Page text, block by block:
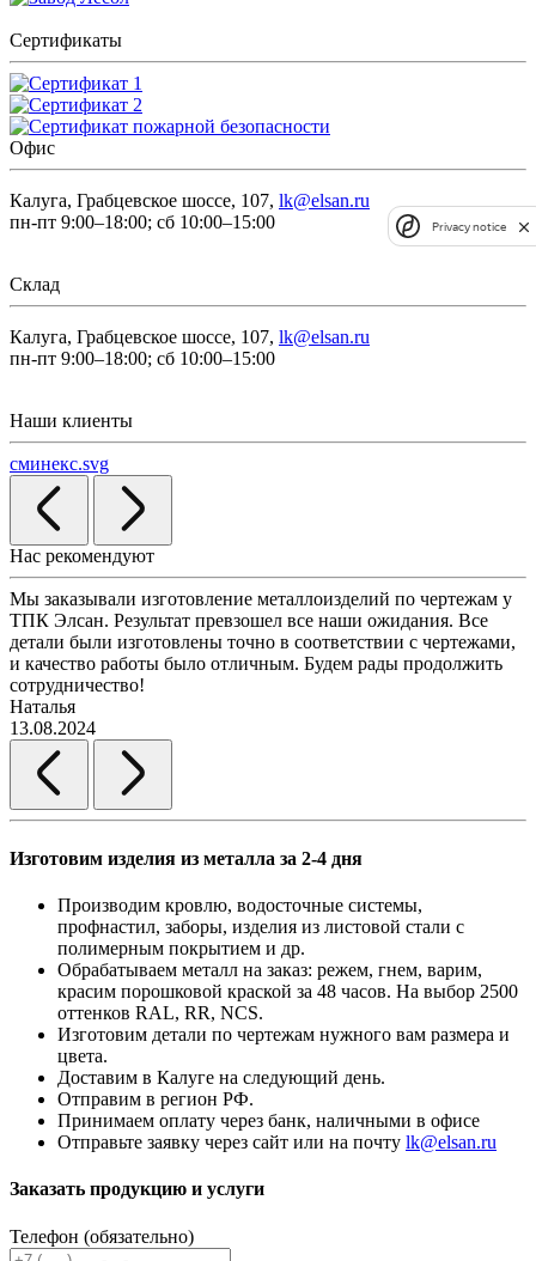
Сертификаты
Офис
Калуга, Грабцевское шоссе, 107, lk@elsan.ru
пн-пт 9:00–18:00; сб 10:00–15:00
Склад
Калуга, Грабцевское шоссе, 107, lk@elsan.ru
пн-пт 9:00–18:00; сб 10:00–15:00
Наши клиенты
сминекс.svg
Нас рекомендуют
Мы заказывали изготовление металлоизделий по чертежам у
ТПК Элсан. Результат превзошел все наши ожидания. Все
детали были изготовлены точно в соответствии с чертежами,
и качество работы было отличным. Будем рады продолжить
сотрудничество!
Наталья
13.08.2024
Изготовим изделия из металла за 2-4 дня
Производим кровлю, водосточные системы,
профнастил, заборы, изделия из листовой стали с
полимерным покрытием и др.
Обрабатываем металл на заказ: режем, гнем, варим,
красим порошковой краской за 48 часов. На выбор 2500
оттенков RAL, RR, NCS.
Изготовим детали по чертежам нужного вам размера и
цвета.
Доставим в Калуге на следующий день.
Отправим в регион РФ.
Принимаем оплату через банк, наличными в офисе
Отправьте заявку через сайт или на почту lk@elsan.ru
Заказать продукцию и услуги
Телефон (обязательно)
Privacy notice